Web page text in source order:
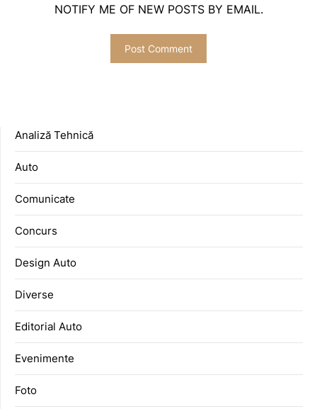
NOTIFY ME OF NEW POSTS BY EMAIL.
Analiză Tehnică
Auto
Comunicate
Concurs
Design Auto
Diverse
Editorial Auto
Evenimente
Foto